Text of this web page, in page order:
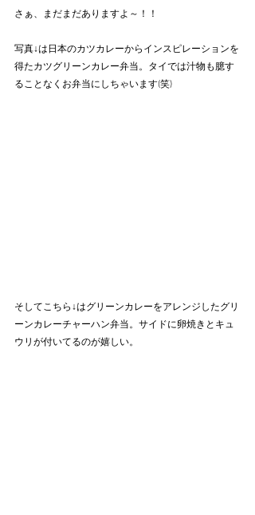
さぁ、まだまだありますよ～！！
写真↓は日本のカツカレーからインスピレーションを
得たカツグリーンカレー弁当。タイでは汁物も臆す
ることなくお弁当にしちゃいます(笑)
そしてこちら↓はグリーンカレーをアレンジしたグリ
ーンカレーチャーハン弁当。サイドに卵焼きとキュ
ウリが付いてるのが嬉しい。